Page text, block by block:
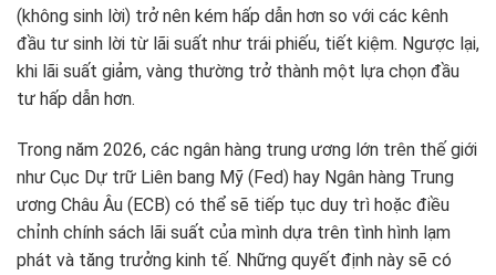
(không sinh lời) trở nên kém hấp dẫn hơn so với các kênh
đầu tư sinh lời từ lãi suất như trái phiếu, tiết kiệm. Ngược lại,
khi lãi suất giảm, vàng thường trở thành một lựa chọn đầu
tư hấp dẫn hơn.
Trong năm 2026, các ngân hàng trung ương lớn trên thế giới
như Cục Dự trữ Liên bang Mỹ (Fed) hay Ngân hàng Trung
ương Châu Âu (ECB) có thể sẽ tiếp tục duy trì hoặc điều
chỉnh chính sách lãi suất của mình dựa trên tình hình lạm
phát và tăng trưởng kinh tế. Những quyết định này sẽ có